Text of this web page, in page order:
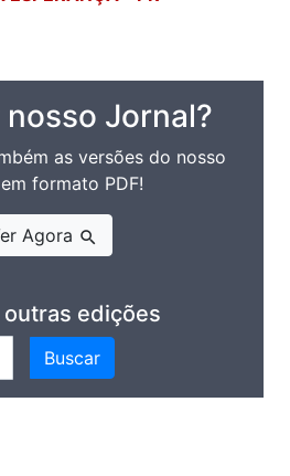
Jornal?
as versões do nosso
formato PDF!
Agora search
outras edições
Buscar